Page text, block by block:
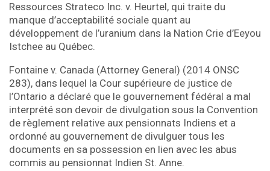
Ressources Strateco Inc. v. Heurtel, qui traite du
manque d’acceptabilité sociale quant au
développement de l’uranium dans la Nation Crie d’Eeyou
Istchee au Québec.
Fontaine v. Canada (Attorney General) (2014 ONSC
283), dans lequel la Cour supérieure de justice de
l’Ontario a déclaré que le gouvernement fédéral a mal
interprété son devoir de divulgation sous la Convention
de règlement relative aux pensionnats Indiens et a
ordonné au gouvernement de divulguer tous les
documents en sa possession en lien avec les abus
commis au pensionnat Indien St. Anne.